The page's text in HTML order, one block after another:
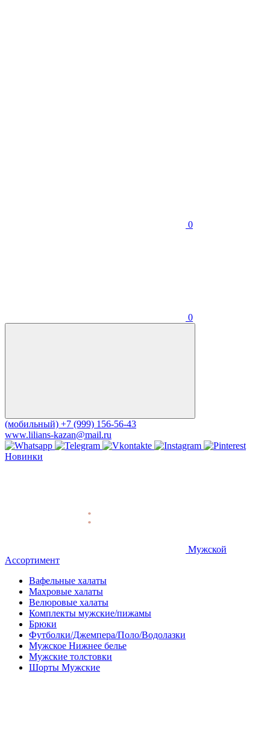
0
0
(мобильный) +7 (999) 156-56-43
www.lilians-kazan@mail.ru
Новинки
Мужской
Ассортимент
Вафельные халаты
Махровые халаты
Велюровые халаты
Комплекты мужские/пижамы
Брюки
Футболки/Джемпера/Поло/Водолазки
Мужское Нижнее белье
Мужские толстовки
Шорты Мужские